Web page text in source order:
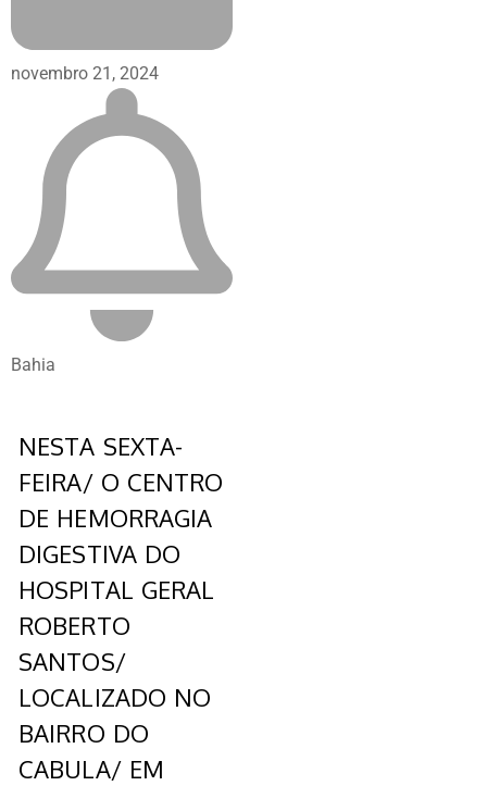
novembro 21, 2024
Bahia
NESTA SEXTA-
FEIRA/ O CENTRO
DE HEMORRAGIA
DIGESTIVA DO
HOSPITAL GERAL
ROBERTO
SANTOS/
LOCALIZADO NO
BAIRRO DO
CABULA/ EM